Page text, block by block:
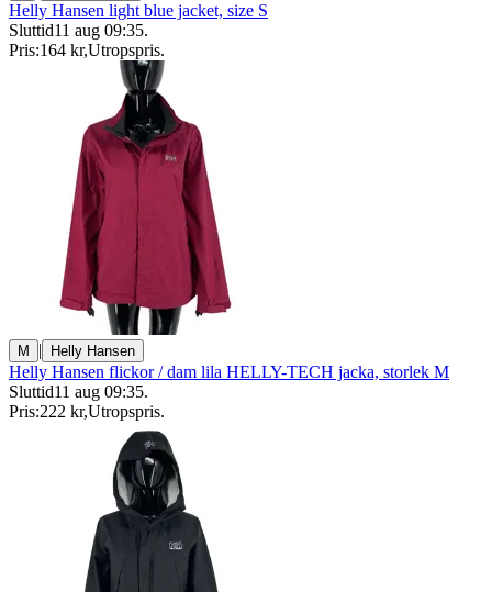
Helly Hansen light blue jacket, size S
Sluttid11 aug 09:35.
Pris:164 kr,Utropspris.
M | Helly Hansen
Helly Hansen flickor / dam lila HELLY-TECH jacka, storlek M
Sluttid11 aug 09:35.
Pris:222 kr,Utropspris.